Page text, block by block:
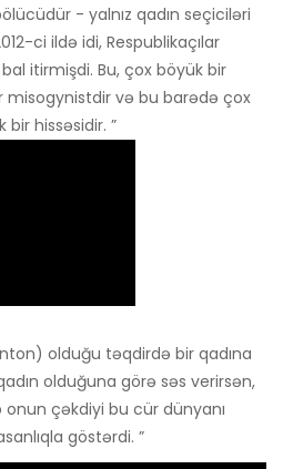
- yalnız qadın seçiciləri
ci ildə idi, Respublikaçılar
bal itirmişdi. Bu, çox böyük bir
və bu barədə çox
hissəsidir. ”
olduğu təqdirdə bir qadına
olduğuna görə səs verirsən,
çəkdiyi bu cür dünyanı
göstərdi. ”